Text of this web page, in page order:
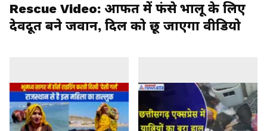
Rescue Video: आफत में फंसे भालू के लिए
देवदूत बने जवान, दिल को छू जाएगा वीडियो